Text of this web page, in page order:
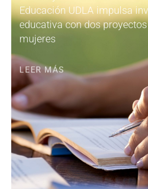
Educación UDLA impulsa
educativa con dos
mujeres
LEER MÁS